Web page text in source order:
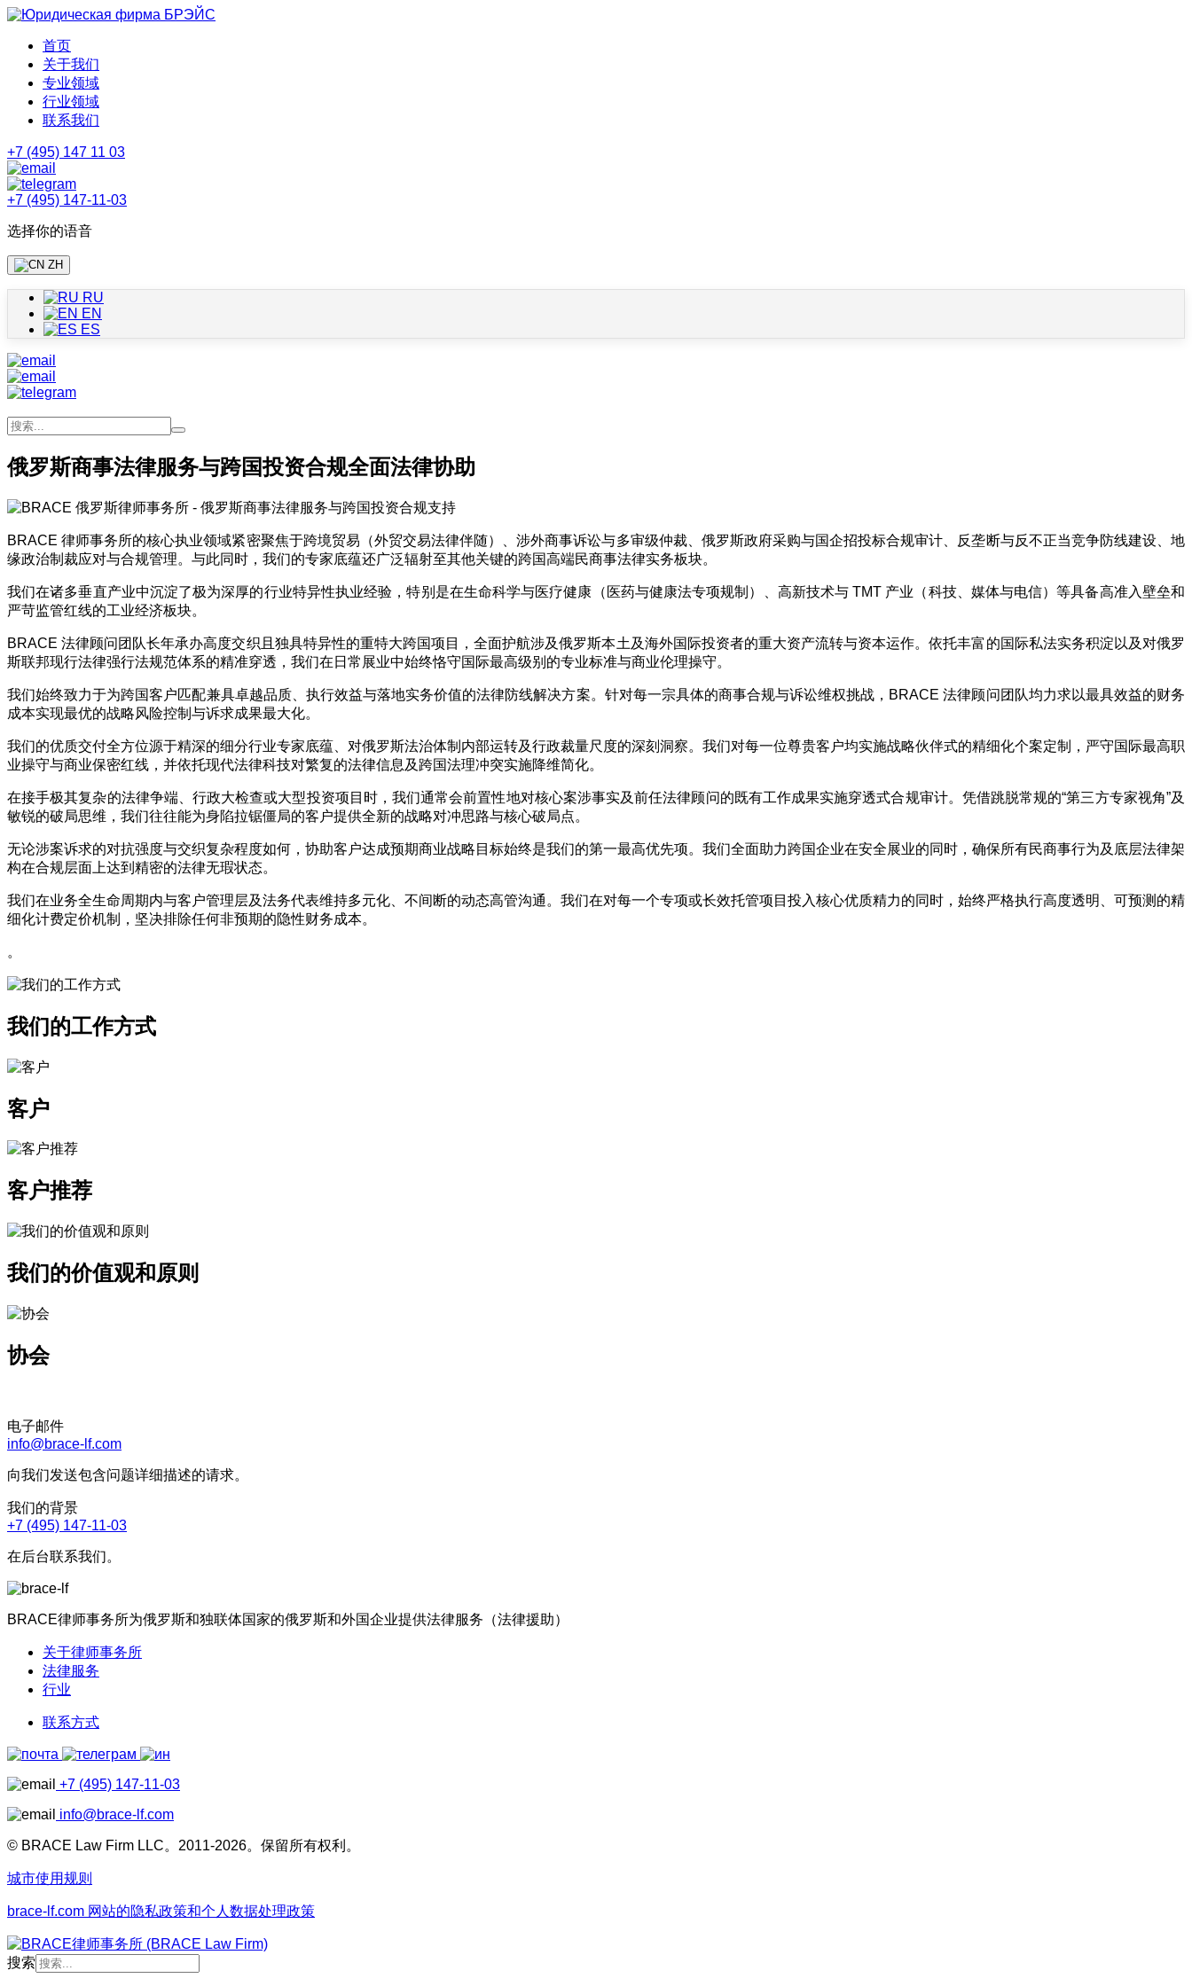
首页
关于我们
专业领域
行业领域
联系我们
+7 (495) 147 11 03
+7 (495) 147-11-03
选择你的语音
ZH
RU
EN
ES
俄罗斯商事法律服务与跨国投资合规全面法律协助
BRACE 律师事务所的核心执业领域紧密聚焦于跨境贸易（外贸交易法律伴随）、涉外商事诉讼与多审级仲裁、俄罗斯政府采购与国企招投标合规审计、反垄断与反不正当竞争防线建设、地
缘政治制裁应对与合规管理。与此同时，我们的专家底蕴还广泛辐射至其他关键的跨国高端民商事法律实务板块。
我们在诸多垂直产业中沉淀了极为深厚的行业特异性执业经验，特别是在生命科学与医疗健康（医药与健康法专项规制）、高新技术与 TMT 产业（科技、媒体与电信）等具备高准入壁垒和
严苛监管红线的工业经济板块。
BRACE 法律顾问团队长年承办高度交织且独具特异性的重特大跨国项目，全面护航涉及俄罗斯本土及海外国际投资者的重大资产流转与资本运作。依托丰富的国际私法实务积淀以及对俄罗
斯联邦现行法律强行法规范体系的精准穿透，我们在日常展业中始终恪守国际最高级别的专业标准与商业伦理操守。
我们始终致力于为跨国客户匹配兼具卓越品质、执行效益与落地实务价值的法律防线解决方案。针对每一宗具体的商事合规与诉讼维权挑战，BRACE 法律顾问团队均力求以最具效益的财务
成本实现最优的战略风险控制与诉求成果最大化。
我们的优质交付全方位源于精深的细分行业专家底蕴、对俄罗斯法治体制内部运转及行政裁量尺度的深刻洞察。我们对每一位尊贵客户均实施战略伙伴式的精细化个案定制，严守国际最高职
业操守与商业保密红线，并依托现代法律科技对繁复的法律信息及跨国法理冲突实施降维简化。
在接手极其复杂的法律争端、行政大检查或大型投资项目时，我们通常会前置性地对核心案涉事实及前任法律顾问的既有工作成果实施穿透式合规审计。凭借跳脱常规的“第三方专家视角”及
敏锐的破局思维，我们往往能为身陷拉锯僵局的客户提供全新的战略对冲思路与核心破局点。
无论涉案诉求的对抗强度与交织复杂程度如何，协助客户达成预期商业战略目标始终是我们的第一最高优先项。我们全面助力跨国企业在安全展业的同时，确保所有民商事行为及底层法律架
构在合规层面上达到精密的法律无瑕状态。
我们在业务全生命周期内与客户管理层及法务代表维持多元化、不间断的动态高管沟通。我们在对每一个专项或长效托管项目投入核心优质精力的同时，始终严格执行高度透明、可预测的精
细化计费定价机制，坚决排除任何非预期的隐性财务成本。
。
我们的工作方式
客户
客户推荐
我们的价值观和原则
协会
电子邮件
info@brace-lf.com
向我们发送包含问题详细描述的请求。
我们的背景
+7 (495) 147-11-03
在后台联系我们。
BRACE律师事务所为俄罗斯和独联体国家的俄罗斯和外国企业提供法律服务（法律援助）
关于律师事务所
法律服务
行业
联系方式
+7 (495) 147-11-03
info@brace-lf.com
© BRACE Law Firm LLC。2011-2026。保留所有权利。
城市使用规则
brace-lf.com 网站的隐私政策和个人数据处理政策
搜索